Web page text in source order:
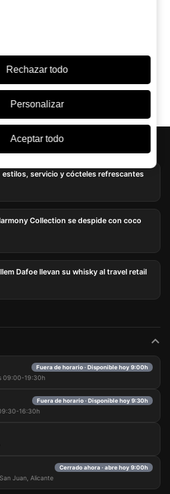
Google AI
estilos, servicio y cócteles refrescantes
Collection se despide con coco
Dafoe llevan su whisky al travel retail
Fuera de horario · Disponible hoy 9:00h
09:00-19:30h
Fuera de horario · Disponible hoy 9:30h
16:30h
Cerrado ahora · abre hoy 9:00h
Juan, Alicante
Rechazar todo
Personalizar
Aceptar todo